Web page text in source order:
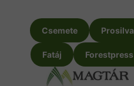
Csemete Prosilva
Fatáj Forestpress